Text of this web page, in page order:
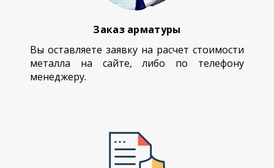
Заказ арматуры
Вы оставляете заявку на расчет стоимости
металла на сайте, либо по телефону
менеджеру.